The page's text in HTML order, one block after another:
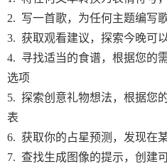
2. 写一首歌，为任何主题编写
3. 获取观看建议，探索今晚可
4. 寻找适当的食谱，根据您的
选项
5. 探索创意礼物想法，根据您
表
6. 获取你的占星预测，发现在
7. 查找生成图像的提示，创建